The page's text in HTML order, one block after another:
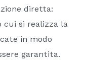
diretta:
cui si realizza la
in modo
garantita.